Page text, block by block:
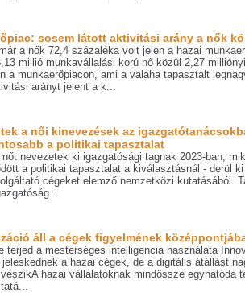
sosem látott aktivitási arány a nők
a nők 72,4 százaléka volt jelen a hazai
millió munkavállalási korú nő közül 2,27
a munkaerőpiacon, ami a valaha tapasztalt
arányt jelent a k...
a női kinevezések az
a politikai tapasztalat
nőt nevezetek ki igazgatósági tagnak 2023-ban,
a politikai tapasztalat a kiválasztásnál - derül
cégeket elemző nemzetközi kutatásából.
áll a cégek figyelmének
terjed a mesterséges intelligencia használata
jeleskednek a hazai cégek, de a digitális átállást
hazai vállalatoknak mindössze egyhatoda